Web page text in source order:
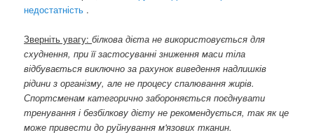
недостатність .
Зверніть увагу:білкова дієта не використовується для
схуднення, при її застосуванні зниження маси тіла
відбувається виключно за рахунок виведення надлишків
рідини з організму, але не процесу спалювання жирів.
Спортсменам категорично забороняється поєднувати
тренування і безбілкову дієту не рекомендується, так як це
може привести до руйнування м'язових тканин.